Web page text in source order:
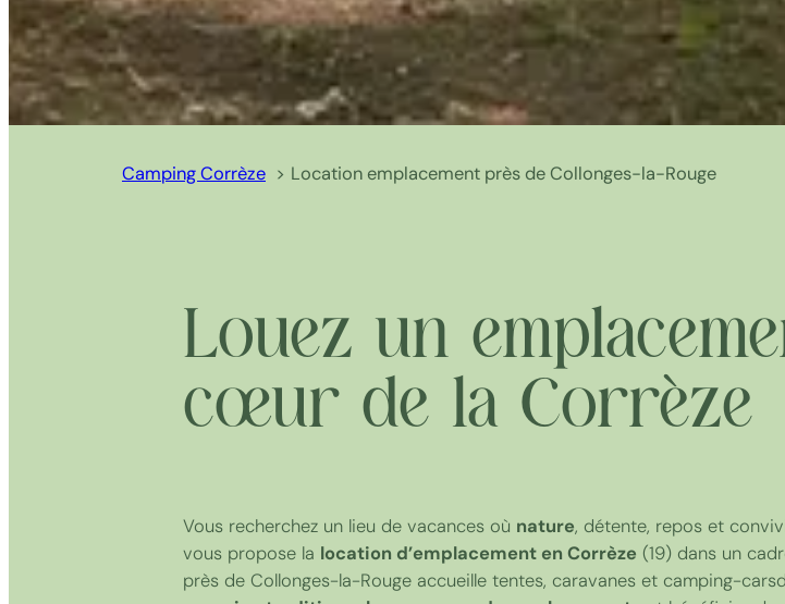
Camping Corrèze Location emplacement près de Collonges-la-Rouge
Louez un
cœur de la Corrèze
Vous recherchez un lieu de vacances où nature, détente, repos et
vous propose la location d’emplacement en Corrèze (19) dans un
près de Collonges-la-Rouge accueille tentes, caravanes et camping-